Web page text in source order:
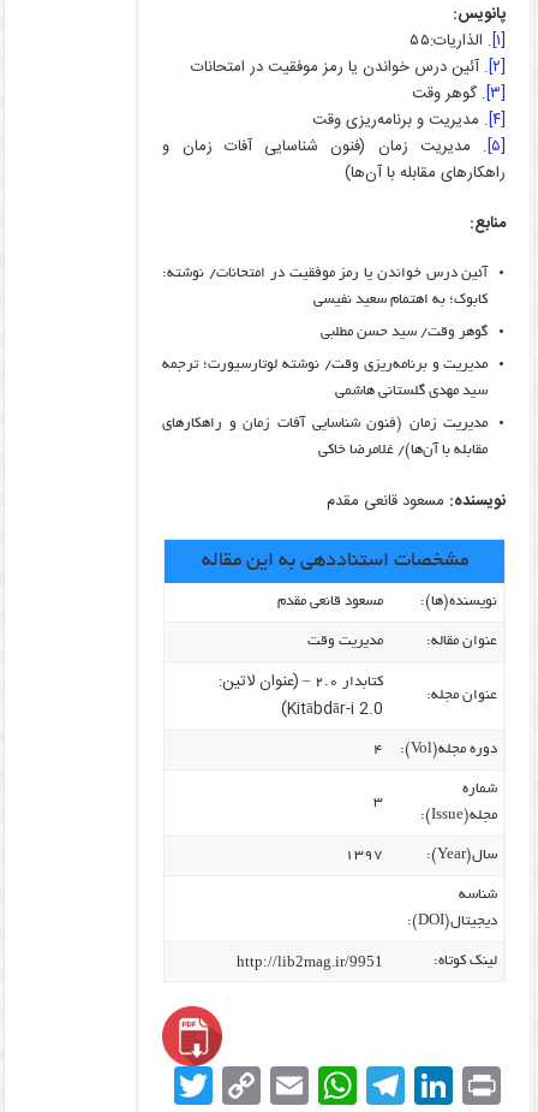
پانویس:
[۱] . الذاریات:۵۵
[۲] . آئین درس خواندن یا رمز موفقیت در امتحانات
[۳]
. گوهر وقت
[۴] . مدیریت و برنامه‌ریزی وقت
[۵] . مدیریت زمان (فنون شناسایی آفات زمان و
راهکارهای مقابله با آن‌ها)
منابع:
آئین درس خواندن یا رمز موفقیت در امتحانات/ نوشته:
کابوک؛ به اهتمام سعید نفیسی
گوهر وقت/ سید حسن مطلبی
مدیریت و برنامه‌ریزی وقت/ نوشته لوتارسیورت؛ ترجمه
سید مهدی گلستانی هاشمی
مدیریت زمان (فنون شناسایی آفات زمان و راهکارهای
مقابله با آن‌ها)/ غلامرضا خاکی
نویسنده: مسعود قانعی مقدم
مشخصات استناددهی به این مقاله
نویسنده‌(ها): مسعود قانعی مقدم
عنوان مقاله: مدیریت وقت
عنوان مجله:
کتابدار ۲.۰ –
(عنوان لاتین:
Kitābdār-i 2.0)
دوره مجله(Vol): ۴
شماره
مجله(Issue):
۳
سال(Year): ۱۳۹۷
شناسه
دیجیتال(DOI):
لینک کوتاه: http://lib2mag.ir/9951
Pr
Li
T
W
E
C
T